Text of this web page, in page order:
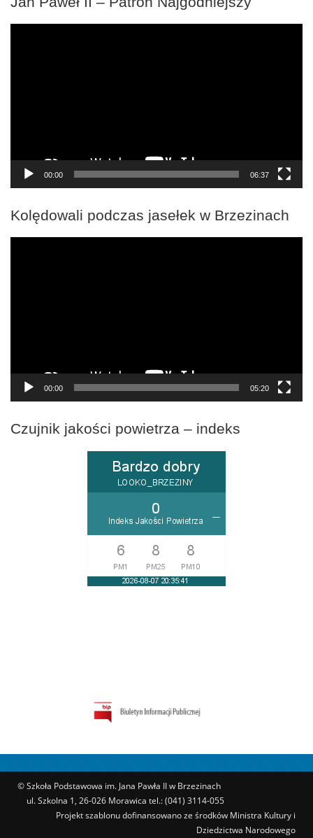
00:00 06:37
Kolędowali podczas jasełek w Brzezinach
00:00 05:20
Czujnik jakości powietrza – indeks
© Szkoła Podstawowa im. Jana Pawła II w Brzezinach
ul. Szkolna 1, 26-026 Morawica tel.: (041) 3114-055
Projekt szablonu dofinansowano ze środków Ministra Kultury i
Dziedzictwa Narodowego